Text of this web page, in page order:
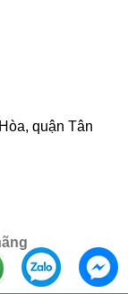
quận Tân